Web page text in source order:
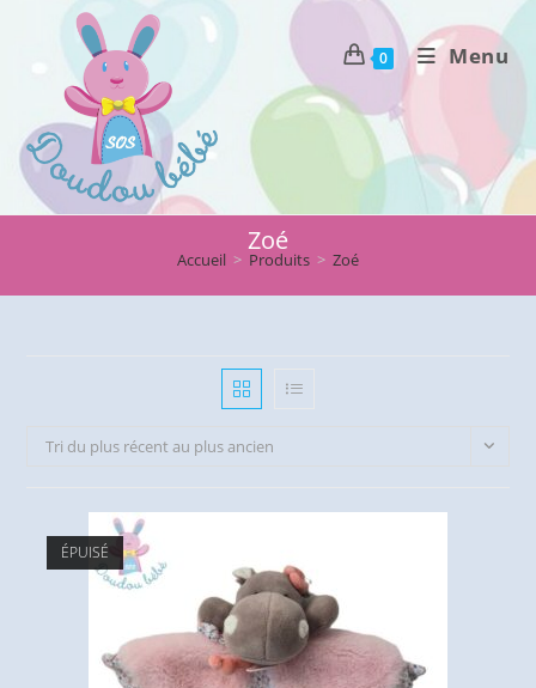
0 Menu
Zoé
Accueil > Produits > Zoé
Tri du plus récent au plus ancien
ÉPUISÉ